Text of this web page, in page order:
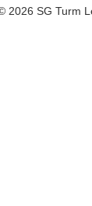
2026 SG Turm